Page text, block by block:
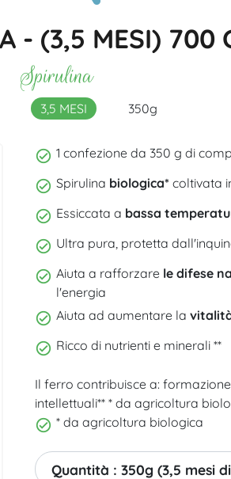
Composizione
Migliore Spirulina Bio
Acutezza visiva
- (3,5 MESI) 700
Spirulina
3,5 MESI 350g
1 confezione da 350 g di
Spirulina biologica* coltivata
Essiccata a bassa
Ultra pura, protetta
Aiuta a rafforzare le difese
l'energia
Aiuta ad aumentare la
Ricco di nutrienti e minerali **
Il ferro contribuisce a:
intellettuali** * da agricoltura
* da agricoltura biologica
Quantità : 350g (3,5 mesi